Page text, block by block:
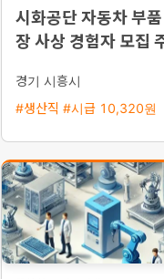
시화공단 자동차 부
장 사상 경험자 모집
경기 시흥시
#생산직 #시급 10,320원